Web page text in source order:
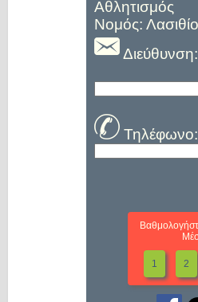
Αθλητισμός
Νομός:
Διεύθυνση:
Τηλέφωνο:
1 2